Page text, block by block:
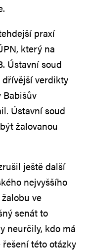
praxí
který na
Ústavní soud
verdikty
Babišův
Ústavní soud
žalovanou
ještě další
nejvyššího
ve
senát to
neurčily, kdo má
této otázky